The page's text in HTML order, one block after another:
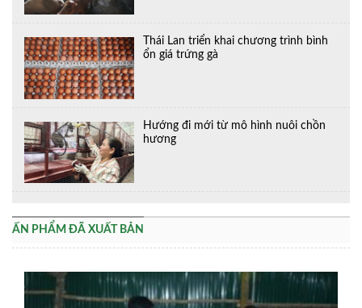
Thái Lan triển khai chương trình bình
ổn giá trứng gà
Hướng đi mới từ mô hình nuôi chồn
hương
ẤN PHẨM ĐÃ XUẤT BẢN